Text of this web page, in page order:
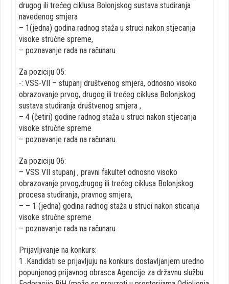
drugog ili trećeg ciklusa Bolonjskog sustava studiranja
navedenog smjera
– 1(jedna) godina radnog staža u struci nakon stjecanja
visoke stručne spreme,
– poznavanje rada na računaru
Za poziciju 05:
-: VSS-VII – stupanj društvenog smjera, odnosno visoko
obrazovanje prvog, drugog ili trećeg ciklusa Bolonjskog
sustava studiranja društvenog smjera ,
– 4 (četiri) godine radnog staža u struci nakon stjecanja
visoke stručne spreme
– poznavanje rada na računaru.
Za poziciju 06:
– VSS VII stupanj , pravni fakultet odnosno visoko
obrazovanje prvog,drugog ili trećeg ciklusa Bolonjskog
procesa studiranja, pravnog smjera,
– – 1 (jedna) godina radnog staža u struci nakon sticanja
visoke stručne spreme
– poznavanje rada na računaru
Prijavljivanje na konkurs:
1 .Kandidati se prijavljuju na konkurs dostavljanjem uredno
popunjenog prijavnog obrasca Agencije za državnu službu